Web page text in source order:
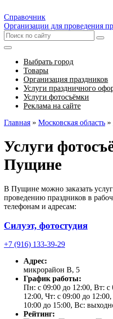
Справочник
Организации для проведения
Выбрать город
Товары
Организация праздников
Услуги праздничного
Услуги фотосъёмки
Реклама на сайте
Главная » Московская область »
Услуги
Пущине
В Пущине можно заказать
проведению праздников в
телефонам и адресам:
Силуэт, фотостудия
+7 (916) 133-39-29
Адрес:
микрорайон В, 5
График работы:
Пн: с 09:00 до 12:00, Вт: с
12:00, Чт: с 09:00 до
10:00 до 15:00, Вс:
Рейтинг: